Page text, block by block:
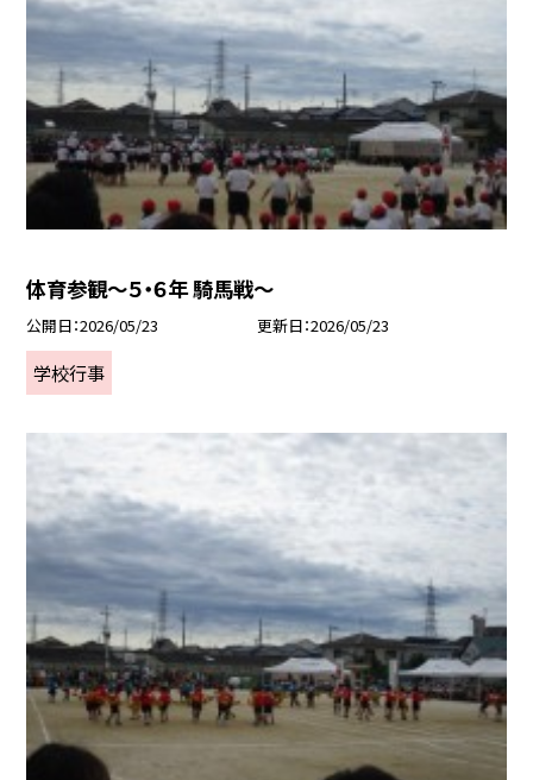
体育参観～５・６年 騎馬戦～
公開日 2026/05/23 更新日 2026/05/23
学校行事